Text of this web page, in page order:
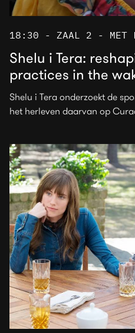
Shelu i Tera:
practices in the
18:30 - ZAAL 2 - MET
Shelu i Tera onderzoekt de
het herleven daarvan op